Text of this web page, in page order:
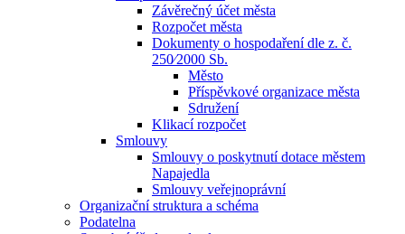
Závěrečný účet města
Rozpočet města
Dokumenty o hospodaření dle z. č.
250⁄2000 Sb.
Město
Příspěvkové organizace města
Sdružení
Klikací rozpočet
Smlouvy
Smlouvy o poskytnutí dotace městem
Napajedla
Smlouvy veřejnoprávní
Organizační struktura a schéma
Podatelna